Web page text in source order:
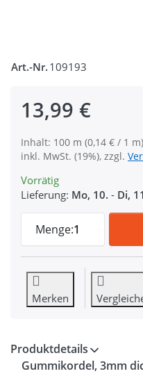
Art.-Nr. 109193
13,99 €
Inhalt: 100 m (0,14 € / 1 m)
inkl. MwSt. (19%), zzgl.
Vorrätig
Lieferung: Mo, 10. - Di,
Menge:1
100m
Merken
Produktdetails
Gummikordel, 3mm